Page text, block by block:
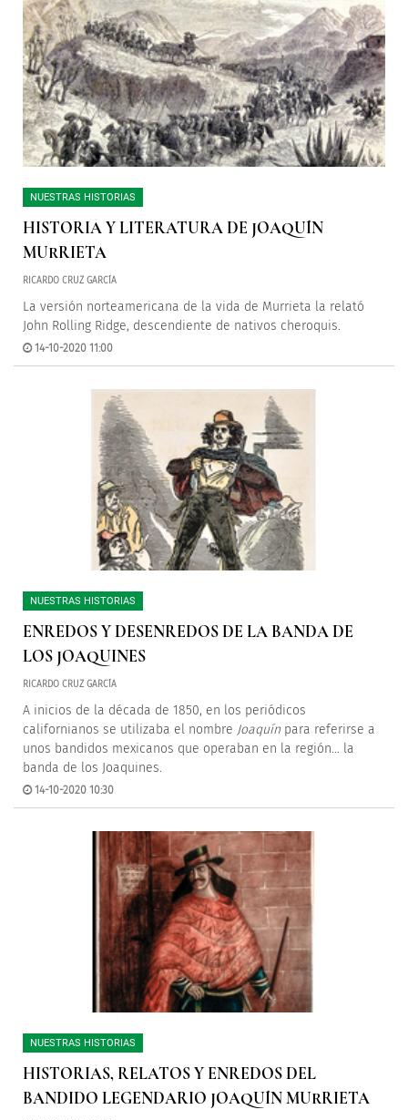
NUESTRAS HISTORIAS
HISTORIA Y LITERATURA DE JOAQUÍN
MURRIETA
RICARDO CRUZ GARCÍA
La versión norteamericana de la vida de Murrieta la relató
John Rolling Ridge, descendiente de nativos cheroquis.
14-10-2020 11:00
NUESTRAS HISTORIAS
ENREDOS Y DESENREDOS DE LA BANDA DE
LOS JOAQUINES
RICARDO CRUZ GARCÍA
A inicios de la década de 1850, en los periódicos
californianos se utilizaba el nombre Joaquín para referirse a
unos bandidos mexicanos que operaban en la región… la
banda de los Joaquines.
14-10-2020 10:30
NUESTRAS HISTORIAS
HISTORIAS, RELATOS Y ENREDOS DEL
BANDIDO LEGENDARIO JOAQUÍN MURRIETA